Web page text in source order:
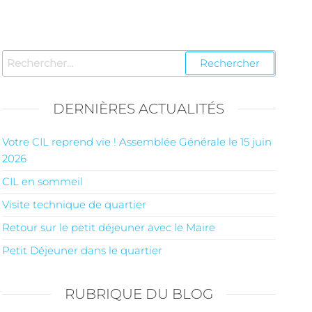
DERNIÈRES ACTUALITÉS
Votre CIL reprend vie ! Assemblée Générale le 15 juin
2026
CIL en sommeil
Visite technique de quartier
Retour sur le petit déjeuner avec le Maire
Petit Déjeuner dans le quartier
RUBRIQUE DU BLOG